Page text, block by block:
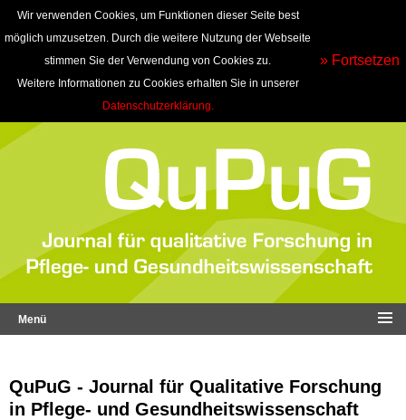
Wir verwenden Cookies, um Funktionen dieser Seite best
möglich umzusetzen. Durch die weitere Nutzung der Webseite
stimmen Sie der Verwendung von Cookies zu.
Weitere Informationen zu Cookies erhalten Sie in unserer
Datenschutzerklärung.
» Fortsetzen
Menü
QuPuG - Journal für Qualitative Forschung
in Pflege- und Gesundheitswissenschaft